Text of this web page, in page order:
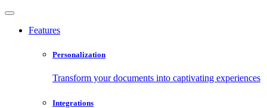
Features
Personalization
Transform your documents into captivating experiences
Integrations